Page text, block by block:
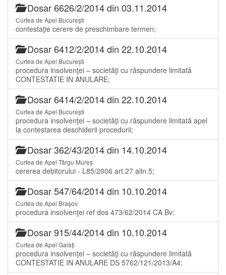
Dosar 6626/2/2014 din 03.11.2014
Curtea de Apel București
contestaţie cerere de preschimbare termen;
Dosar 6412/2/2014 din 22.10.2014
Curtea de Apel București
procedura insolvenţei – societăţi cu răspundere limitată
CONTESTATIE IN ANULARE;
Dosar 6414/2/2014 din 22.10.2014
Curtea de Apel București
procedura insolvenţei – societăţi cu răspundere limitată apel
la contestarea deschiderii procedurii;
Dosar 362/43/2014 din 14.10.2014
Curtea de Apel Târgu Mureș
cererea debitorului - L85/2006 art.27 alin.5;
Dosar 547/64/2014 din 10.10.2014
Curtea de Apel Brașov
procedura insolvenţei ref dos 473/62/2014 CA Bv;
Dosar 915/44/2014 din 10.10.2014
Curtea de Apel Galați
procedura insolvenţei – societăţi cu răspundere limitată
CONTESTATIE IN ANULARE DS 5762/121/2013/A4;